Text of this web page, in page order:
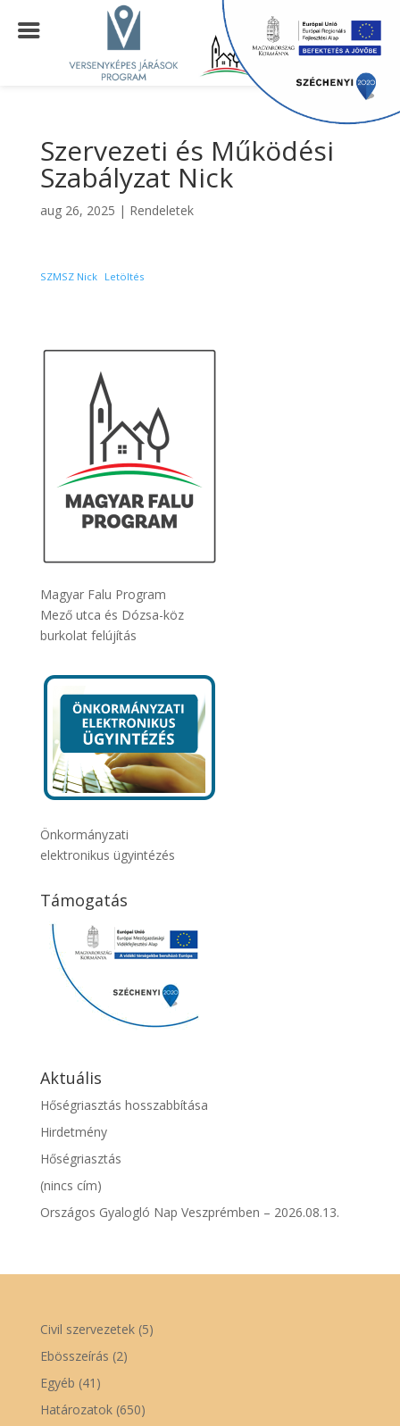
Szervezeti és Működési
Szabályzat Nick
aug 26, 2025 | Rendeletek
SZMSZ Nick Letöltés
Magyar Falu Program
Mező utca és Dózsa-köz
burkolat felújítás
Önkormányzati
elektronikus ügyintézés
Támogatás
Aktuális
Hőségriasztás hosszabbítása
Hirdetmény
Hőségriasztás
(nincs cím)
Országos Gyalogló Nap Veszprémben – 2026.08.13.
Civil szervezetek(5)
Ebösszeírás (2)
Egyéb (41)
Határozatok(650)